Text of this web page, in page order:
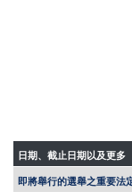
日期、截止日期以及更多
即將舉行的選舉之重要法